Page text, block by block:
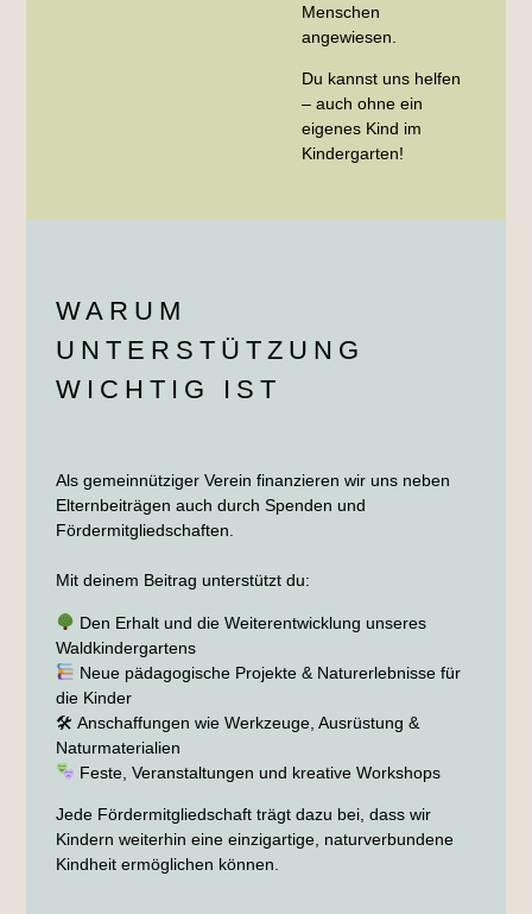
Menschen
angewiesen.
Du kannst uns helfen
– auch ohne ein
eigenes Kind im
Kindergarten!
WARUM
UNTERSTÜTZUNG
WICHTIG IST
Als gemeinnütziger Verein finanzieren wir uns neben
Elternbeiträgen auch durch Spenden und
Fördermitgliedschaften.
Mit deinem Beitrag unterstützt du:
Den Erhalt und die Weiterentwicklung unseres
Waldkindergartens
Neue pädagogische Projekte & Naturerlebnisse für
die Kinder
🛠 Anschaffungen wie Werkzeuge, Ausrüstung &
Naturmaterialien
Feste, Veranstaltungen und kreative Workshops
Jede Fördermitgliedschaft trägt dazu bei, dass wir
Kindern weiterhin eine einzigartige, naturverbundene
Kindheit ermöglichen können